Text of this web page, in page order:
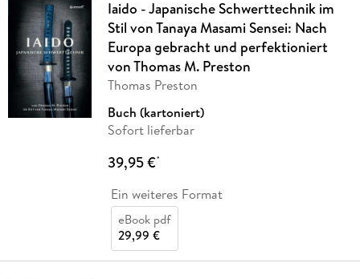
Iaido - Japanische Schwerttechnik im
Stil von Tanaya Masami Sensei: Nach
Europa gebracht und perfektioniert
von Thomas M. Preston
Thomas Preston
Buch (kartoniert)
Sofort lieferbar
39,95 €*
Ein weiteres Format
eBook pdf
29,99 €